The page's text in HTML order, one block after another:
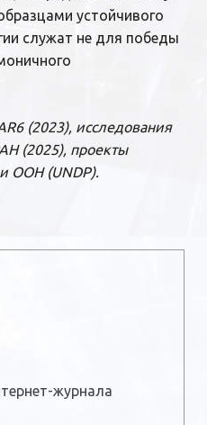
устойчивого
служат не для победы
(2023), исследования
(2025), проекты
ООН (UNDP).
журнала